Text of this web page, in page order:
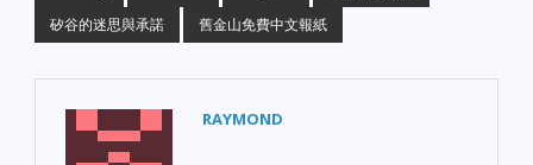
矽谷的迷思與承諾
舊金山免費中文報紙
RAYMOND